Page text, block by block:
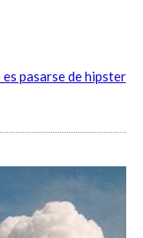
es pasarse de hipster